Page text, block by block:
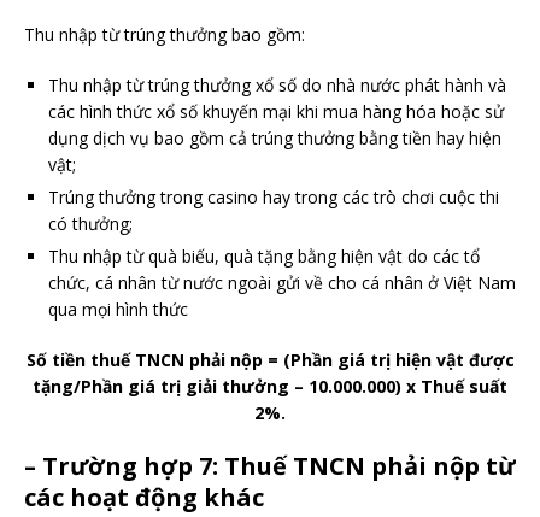
Thu nhập từ trúng thưởng bao gồm:
Thu nhập từ trúng thưởng xổ số do nhà nước phát hành và
các hình thức xổ số khuyến mại khi mua hàng hóa hoặc sử
dụng dịch vụ bao gồm cả trúng thưởng bằng tiền hay hiện
vật;
Trúng thưởng trong casino hay trong các trò chơi cuộc thi
có thưởng;
Thu nhập từ quà biếu, quà tặng bằng hiện vật do các tổ
chức, cá nhân từ nước ngoài gửi về cho cá nhân ở Việt Nam
qua mọi hình thức
Số tiền thuế TNCN phải nộp = (Phần giá trị hiện vật được
tặng/Phần giá trị giải thưởng – 10.000.000) x Thuế suất
2%.
– Trường hợp 7: Thuế TNCN phải nộp từ
các hoạt động khác